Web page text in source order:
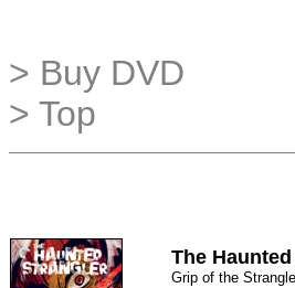
> Buy DVD
> Top
The
Grip of the